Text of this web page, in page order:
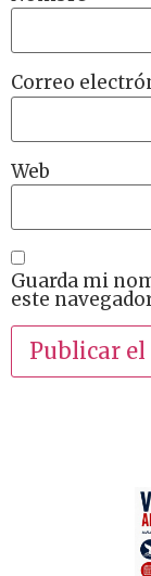
Correo
Web
Guarda mi
este